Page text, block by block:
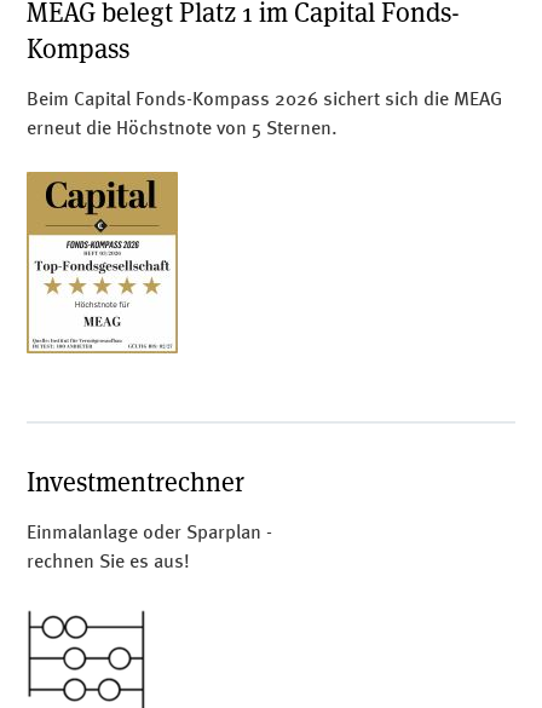
MEAG belegt Platz 1 im Capital Fonds-
Kompass
Beim Capital Fonds-Kompass 2026 sichert sich die MEAG
erneut die Höchstnote von 5 Sternen.
Investmentrechner
Einmalanlage oder Sparplan -
rechnen Sie es aus!